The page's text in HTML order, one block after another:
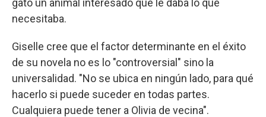
gato un animal interesado que le daba lo que
necesitaba.
Giselle cree que el factor determinante en el éxito
de su novela no es lo "controversial" sino la
universalidad. "No se ubica en ningún lado, para qué
hacerlo si puede suceder en todas partes.
Cualquiera puede tener a Olivia de vecina".